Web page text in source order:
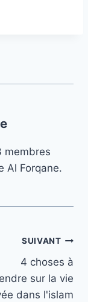
membres
Al Forqane.
SUIVANT
4 choses à
sur la vie
dans l'islam